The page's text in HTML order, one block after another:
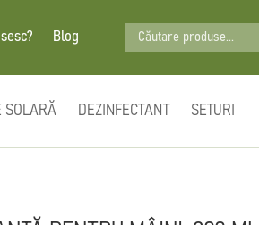
Blog Căutare produse...
SOLARĂ DEZINFECTANT SETURI